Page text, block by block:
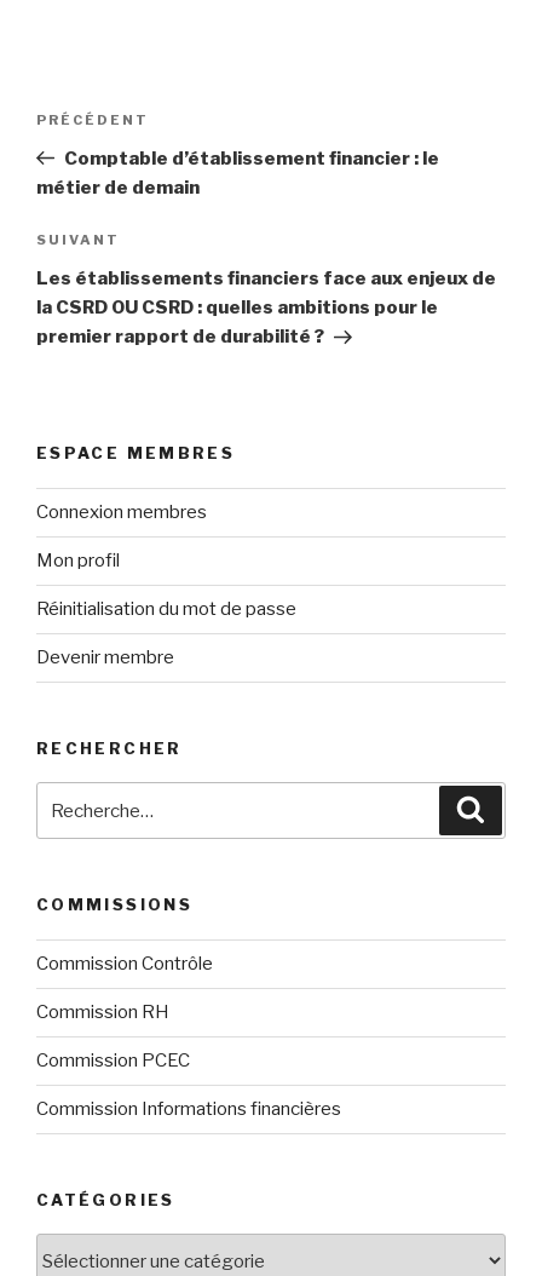
Navigation
l’article
Article
précédent
PRÉCÉDENT
Comptable d’établissement financier : le
métier de demain
Article
suivant
SUIVANT
Les établissements financiers face aux enjeux de
la CSRD OU CSRD : quelles ambitions pour le
premier rapport de durabilité ?
ESPACE MEMBRES
Connexion membres
Mon profil
Réinitialisation du mot de passe
Devenir membre
RECHERCHER
COMMISSIONS
Commission Contrôle
Commission RH
Commission PCEC
Commission Informations financières
CATÉGORIES